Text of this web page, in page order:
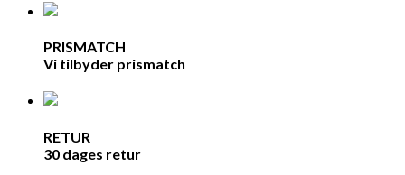
PRISMATCH
Vi tilbyder prismatch
RETUR
30 dages retur